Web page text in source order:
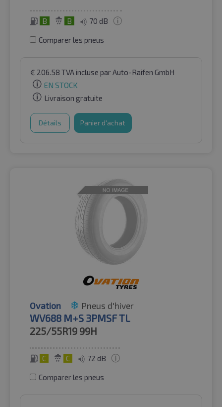
B B 70 dB
Comparer les pneus
€ 206.58 TVA incluse par Auto-Raifen GmbH
EN STOCK
Livraison gratuite
Détails Panier d'achat
Ovation Pneus d'hiver
WV688 M+S 3PMSF TL
225/55R19 99H
C C 72 dB
Comparer les pneus